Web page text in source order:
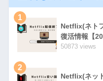
1
Netflix(ネト
復活情報【
50873 views
2
Netflix(ネッ